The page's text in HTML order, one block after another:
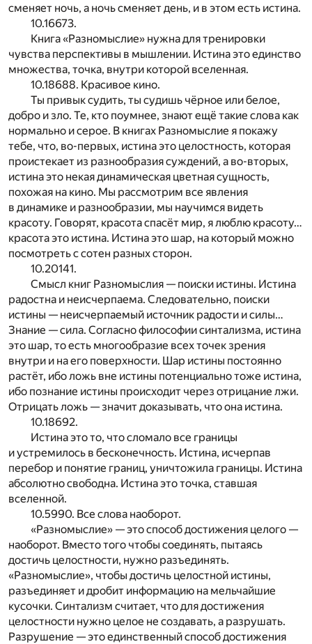
сменяет ночь, а ночь сменяет день, и в этом есть истина.
10.16673.
Книга «Разномыслие» нужна для тренировки
чувства перспективы в мышлении. Истина это единство
множества, точка, внутри которой вселенная.
10.18688. Красивое кино.
Ты привык судить, ты судишь чёрное или белое,
добро и зло. Те, кто поумнее, знают ещё такие слова как
нормально и серое. В книгах Разномыслие я покажу
тебе, что, во-первых, истина это целостность, которая
проистекает из разнообразия суждений, а во-вторых,
истина это некая динамическая цветная сущность,
похожая на кино. Мы рассмотрим все явления
в динамике и разнообразии, мы научимся видеть
красоту. Говорят, красота спасёт мир, я люблю красоту…
красота это истина. Истина это шар, на который можно
посмотреть с сотен разных сторон.
10.20141.
Смысл книг Разномыслия — поиски истины. Истина
радостна и неисчерпаема. Следовательно, поиски
истины — неисчерпаемый источник радости и силы…
Знание — сила. Согласно философии синтализма, истина
это шар, то есть многообразие всех точек зрения
внутри и на его поверхности. Шар истины постоянно
растёт, ибо ложь вне истины потенциально тоже истина,
ибо познание истины происходит через отрицание лжи.
Отрицать ложь — значит доказывать, что она истина.
10.18692.
Истина это то, что сломало все границы
и устремилось в бесконечность. Истина, исчерпав
перебор и понятие границ, уничтожила границы. Истина
абсолютно свободна. Истина это точка, ставшая
вселенной.
10.5990. Все слова наоборот.
«Разномыслие» — это способ достижения целого —
наоборот. Вместо того чтобы соединять, пытаясь
достичь целостности, нужно разъединять.
«Разномыслие», чтобы достичь целостной истины,
разъединяет и дробит информацию на мельчайшие
кусочки. Синтализм считает, что для достижения
целостности нужно целое не создавать, а разрушать.
Разрушение — это единственный способ достижения